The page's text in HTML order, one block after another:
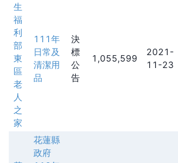
生
福
利
部
東
區
老
人
之
家
111年
日常及
清潔用
品
決
標
公
告
1,055,599
2021-
11-23
花蓮縣
政府